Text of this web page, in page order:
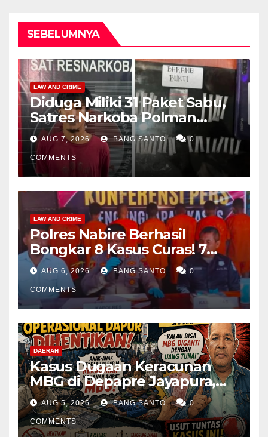
SEBELUMNYA
LAW AND CRIME
Diduga Miliki 31 Paket Sabu,
Satres Narkoba Polman
Amankan Pria di Matali
AUG 7, 2026 BANG SANTO 0
COMMENTS
LAW AND CRIME
Polres Nabire Berhasil
Bongkar 8 Kasus Curas! 7
Pelaku Ditangkap, 62 Motor
Kembali Diamankan
AUG 6, 2026 BANG SANTO 0
COMMENTS
DAERAH
Kasus Dugaan Keracunan
MBG di Depapre Jayapura,
Aktivis Papua Minta
Operasional Dapur
Dihentikan & Evaluasi
AUG 5, 2026 BANG SANTO 0
COMMENTS